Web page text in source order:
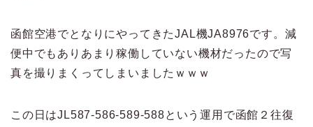
函館空港でとなりにやってきたJAL機JA8976です。減
便中でもありあまり稼働していない機材だったので写
真を撮りまくってしまいましたｗｗｗ
この日はJL587-586-589-588という運用で函館２往復